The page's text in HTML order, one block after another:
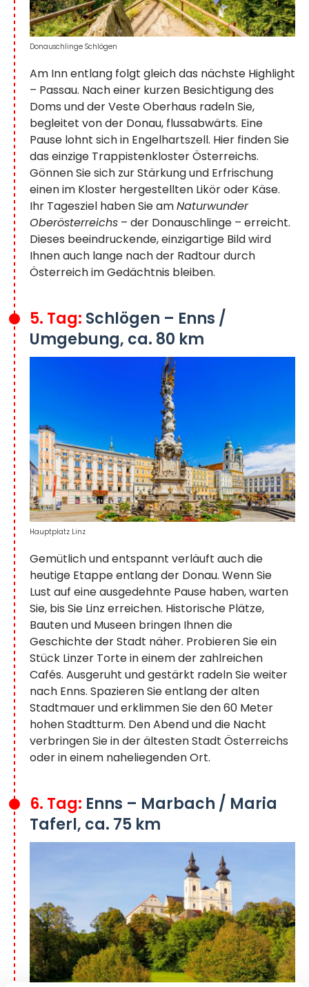
Am Inn entlang folgt gleich das nächste Highlight
– Passau. Nach einer kurzen Besichtigung des
Doms und der Veste Oberhaus radeln Sie,
begleitet von der Donau, flussabwärts. Eine
Pause lohnt sich in Engelhartszell. Hier finden Sie
das einzige Trappistenkloster Österreichs.
Gönnen Sie sich zur Stärkung und Erfrischung
einen im Kloster hergestellten Likör oder Käse.
Ihr Tagesziel haben Sie amNaturwunder
Oberösterreichs – der Donauschlinge – erreicht.
Dieses beeindruckende, einzigartige Bild wird
Ihnen auch lange nach der Radtour durch
Österreich im Gedächtnis bleiben.
Donauschlinge Schlögen
5. Tag: Schlögen – Enns /
Umgebung, ca. 80 km
Gemütlich und entspannt verläuft auch die
heutige Etappe entlang der Donau. Wenn Sie
Lust auf eine ausgedehnte Pause haben, warten
Sie, bis Sie Linz erreichen. Historische Plätze,
Bauten und Museen bringen Ihnen die
Geschichte der Stadt näher. Probieren Sie ein
Stück Linzer Torte in einem der zahlreichen
Cafés. Ausgeruht und gestärkt radeln Sie weiter
nach Enns. Spazieren Sie entlang der alten
Stadtmauer und erklimmen Sie den 60 Meter
hohen Stadtturm. Den Abend und die Nacht
verbringen Sie in der ältesten Stadt Österreichs
oder in einem naheliegenden Ort.
Hauptplatz Linz
6. Tag: Enns – Marbach / Maria
Taferl, ca. 75 km